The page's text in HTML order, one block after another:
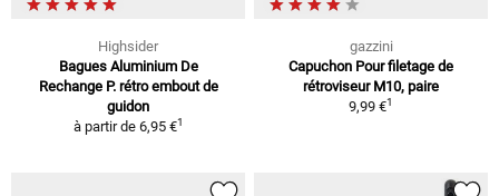
Highsider
Bagues Aluminium De
Rechange P. rétro embout de
guidon
à partir de 6,95 €1
gazzini
Capuchon Pour filetage de
rétroviseur M10, paire
9,99 €1